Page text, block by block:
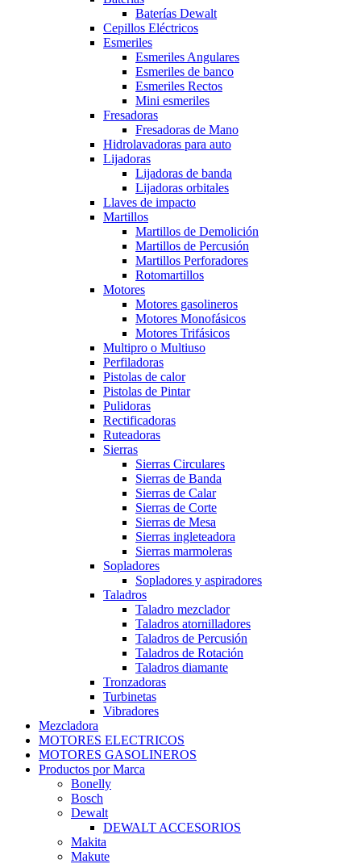
Baterías Dewalt
Cepillos Eléctricos
Esmeriles
Esmeriles Angulares
Esmeriles de banco
Esmeriles Rectos
Mini esmeriles
Fresadoras
Fresadoras de Mano
Hidrolavadoras para auto
Lijadoras
Lijadoras de banda
Lijadoras orbitales
Llaves de impacto
Martillos
Martillos de Demolición
Martillos de Percusión
Martillos Perforadores
Rotomartillos
Motores
Motores gasolineros
Motores Monofásicos
Motores Trifásicos
Multipro o Multiuso
Perfiladoras
Pistolas de calor
Pistolas de Pintar
Pulidoras
Rectificadoras
Ruteadoras
Sierras
Sierras Circulares
Sierras de Banda
Sierras de Calar
Sierras de Corte
Sierras de Mesa
Sierras ingleteadora
Sierras marmoleras
Sopladores
Sopladores y aspiradores
Taladros
Taladro mezclador
Taladros atornilladores
Taladros de Percusión
Taladros de Rotación
Taladros diamante
Tronzadoras
Turbinetas
Vibradores
Mezcladora
MOTORES ELECTRICOS
MOTORES GASOLINEROS
Productos por Marca
Bonelly
Bosch
Dewalt
DEWALT ACCESORIOS
Makita
Makute